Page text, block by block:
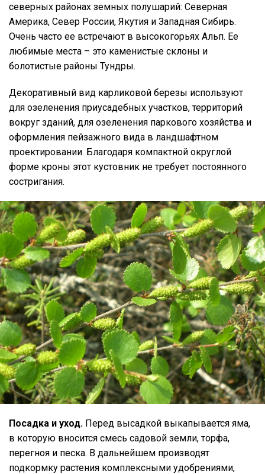
северных районах земных полушарий: Северная
Америка, Север России, Якутия и Западная Сибирь.
Очень часто ее встречают в высокогорьях Альп. Ее
любимые места – это каменистые склоны и
болотистые районы Тундры.
Декоративный вид карликовой березы используют
для озеленения приусадебных участков, территорий
вокруг зданий, для озеленения паркового хозяйства и
оформления пейзажного вида в ландшафтном
проектировании. Благодаря компактной округлой
форме кроны этот кустовник не требует постоянного
состригания.
Посадка и уход. Перед высадкой выкапывается яма,
в которую вносится смесь садовой земли, торфа,
перегноя и песка. В дальнейшем производят
подкормку растения комплексными удобрениями,